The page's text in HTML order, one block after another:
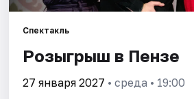
Города
Площадки
Артисты
Спектакль
Розыгрыш в Пензе
27 января 2027 • среда • 19:00